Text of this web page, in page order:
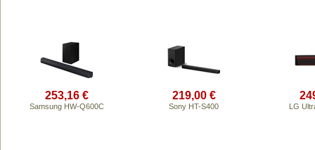
253,16 €
Samsung HW-Q600C
219,00 €
Sony HT-S400 LG